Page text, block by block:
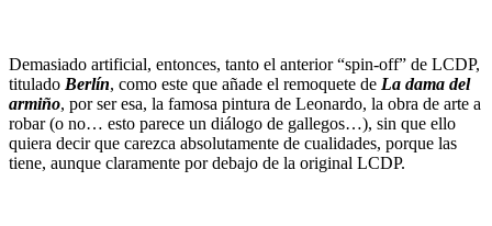
Demasiado artificial, entonces, tanto el anterior “spin-off” de LCDP,
titulado Berlín, como este que añade el remoquete de La dama del
armiño, por ser esa, la famosa pintura de Leonardo, la obra de arte a
robar (o no… esto parece un diálogo de gallegos…), sin que ello
quiera decir que carezca absolutamente de cualidades, porque las
tiene, aunque claramente por debajo de la original LCDP.